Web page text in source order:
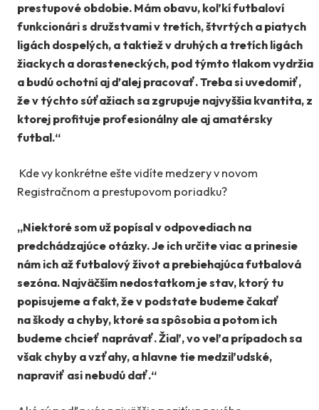
prestupové obdobie. Mám obavu, koľkí futbaloví
funkcionári s družstvami v tretích, štvrtých a piatych
ligách dospelých, a taktiež v druhých a tretích ligách
žiackych a dorasteneckých, pod týmto tlakom vydržia
a budú ochotní aj ďalej pracovať. Treba si uvedomiť,
že v týchto súťažiachsa zgrupuje najvyššia kvantita, z
ktorej profituje profesionálny ale aj amatérsky
futbal.“
Kde vy konkrétne ešte vidíte medzery v novom
Registračnom a prestupovom poriadku?
„Niektoré som už popísal v odpovediach na
predchádzajúce otázky. Je ich určite viac a prinesie
nám ich až futbalový život a prebiehajúca futbalová
sezóna. Najväčším nedostatkom je stav, ktorý tu
popisujeme a fakt, že v podstate budeme čakať
naškody a chyby, ktoré sa spôsobia a potom ich
budeme chcieť naprávať. Žiaľ, vo veľa prípadoch sa
však chyby a vzťahy, a hlavne tie medziľudské,
napraviť asi nebudú dať.“